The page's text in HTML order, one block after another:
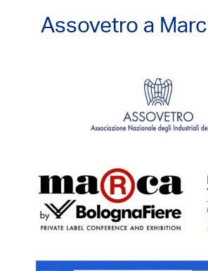
Assovetro a